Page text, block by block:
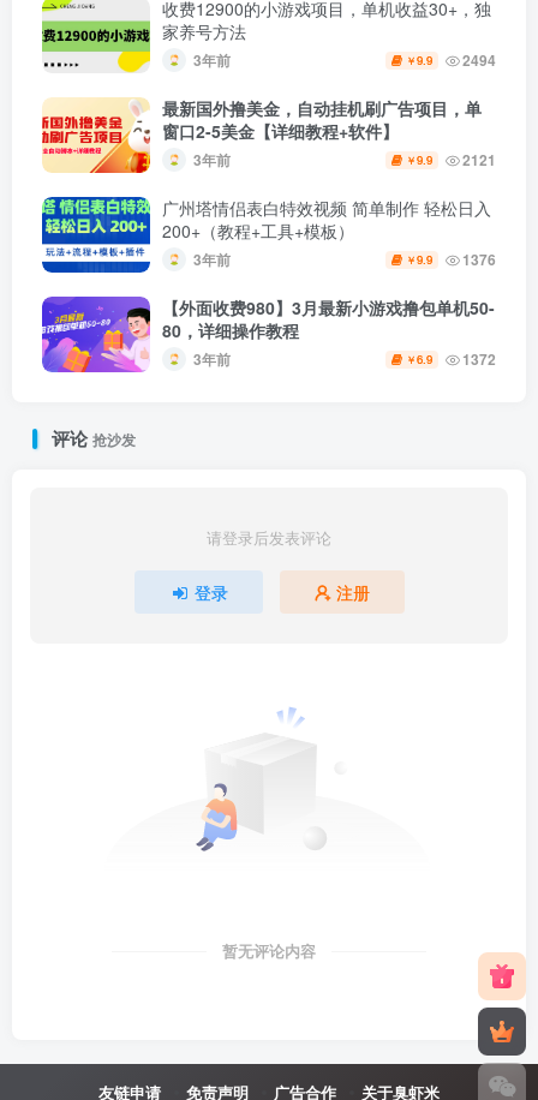
收费12900的小游戏项目，单机收益30+，独
家养号方法
3年前 ￥9.9 2494
最新国外撸美金，自动挂机刷广告项目，单
窗口2-5美金【详细教程+软件】
3年前 ￥9.9 2121
广州塔情侣表白特效视频 简单制作 轻松日入
200+（教程+工具+模板）
3年前 ￥9.9 1376
【外面收费980】3月最新小游戏撸包单机50-
80，详细操作教程
3年前 ￥6.9 1372
评论抢沙发
请登录后发表评论
登录 注册
暂无评论内容
友链申请 免责声明 广告合作 关于臭虾米